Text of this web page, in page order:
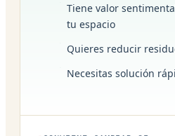
Tiene valor
tu espacio
Quieres reducir
Necesitas solución